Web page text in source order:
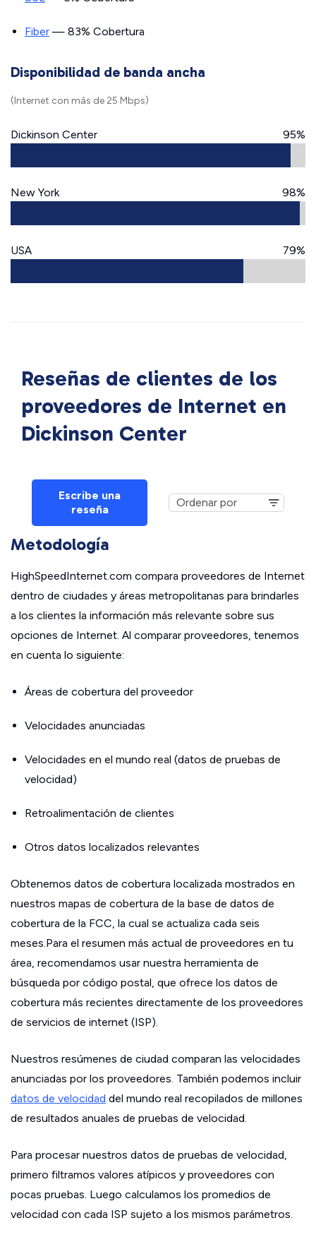
Fiber — 83% Cobertura
Disponibilidad de banda ancha
(Internet con más de 25 Mbps)
Dickinson Center 95%
New York 98%
USA 79%
Reseñas de clientes de los
proveedores de Internet en
Dickinson Center
Escribe una
reseña
Metodología
HighSpeedInternet.com compara proveedores de Internet
dentro de ciudades y áreas metropolitanas para brindarles
a los clientes la información más relevante sobre sus
opciones de Internet. Al comparar proveedores, tenemos
en cuenta lo siguiente:
Áreas de cobertura del proveedor
Velocidades anunciadas
Velocidades en el mundo real (datos de pruebas de
velocidad)
Retroalimentación de clientes
Otros datos localizados relevantes
Obtenemos datos de cobertura localizada mostrados en
nuestros mapas de cobertura de la base de datos de
cobertura de la FCC, la cual se actualiza cada seis
meses.Para el resumen más actual de proveedores en tu
área, recomendamos usar nuestra herramienta de
búsqueda por código postal, que ofrece los datos de
cobertura más recientes directamente de los proveedores
de servicios de internet (ISP).
Nuestros resúmenes de ciudad comparan las velocidades
anunciadas por los proveedores. También podemos incluir
datos de velocidad del mundo real recopilados de millones
de resultados anuales de pruebas de velocidad.
Para procesar nuestros datos de pruebas de velocidad,
primero filtramos valores atípicos y proveedores con
pocas pruebas. Luego calculamos los promedios de
velocidad con cada ISP sujeto a los mismos parámetros.